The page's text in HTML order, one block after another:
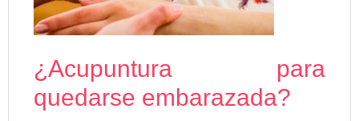
¿Acupuntura para
quedarse embarazada?